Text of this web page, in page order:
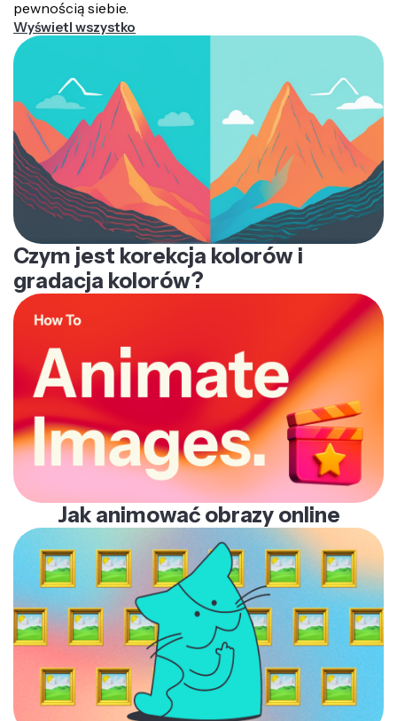
oryginale.
pewnością siebie.
Wyświetl wszystko
Czym jest korekcja kolorów i
gradacja kolorów?
Jak animować obrazy online